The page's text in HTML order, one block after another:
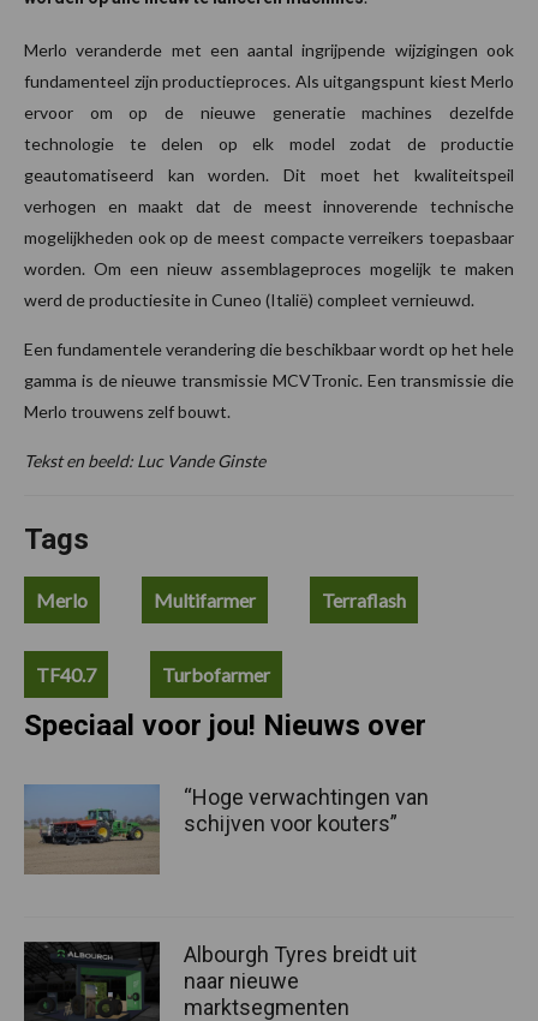
Merlo veranderde met een aantal ingrijpende wijzigingen ook
fundamenteel zijn productieproces. Als uitgangspunt kiest Merlo
ervoor om op de nieuwe generatie machines dezelfde
technologie te delen op elk model zodat de productie
geautomatiseerd kan worden. Dit moet het kwaliteitspeil
verhogen en maakt dat de meest innoverende technische
mogelijkheden ook op de meest compacte verreikers toepasbaar
worden. Om een nieuw assemblageproces mogelijk te maken
werd de productiesite in Cuneo (Italië) compleet vernieuwd.
Een fundamentele verandering die beschikbaar wordt op het hele
gamma is de nieuwe transmissie MCVTronic. Een transmissie die
Merlo trouwens zelf bouwt.
Tekst en beeld: Luc Vande Ginste
Tags
Merlo Multifarmer Terraflash
TF40.7 Turbofarmer
Speciaal voor jou! Nieuws over
“Hoge verwachtingen van
schijven voor kouters”
Albourgh Tyres breidt uit
naar nieuwe
marktsegmenten